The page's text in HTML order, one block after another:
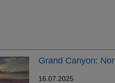
Grand Canyon:
16.07.2025